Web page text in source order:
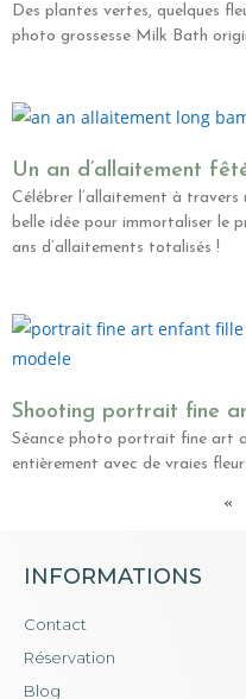
Des plantes vertes, quelques
photo grossesse Milk Bath
Un an d’allaitement
Célébrer l’allaitement à
belle idée pour immortaliser le
ans d’allaitements totalisés !
Shooting portrait fine
Séance photo portrait fine art
entièrement avec de vraies
«
INFORMATIONS
Contact
Réservation
Blog